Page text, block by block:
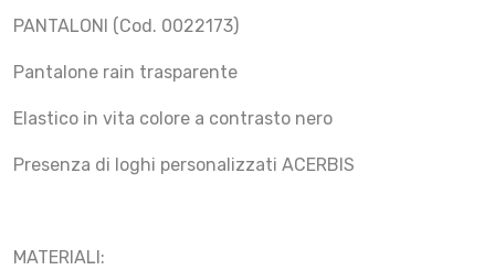
PANTALONI (Cod. 0022173)
Pantalone rain trasparente
Elastico in vita colore a contrasto nero
Presenza di loghi personalizzati ACERBIS
MATERIALI: